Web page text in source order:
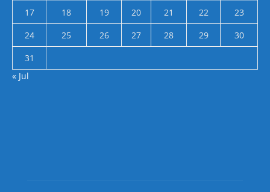
17
18 19 20 21 22
23
24
25 26 27 28 29
30
31
« Jul